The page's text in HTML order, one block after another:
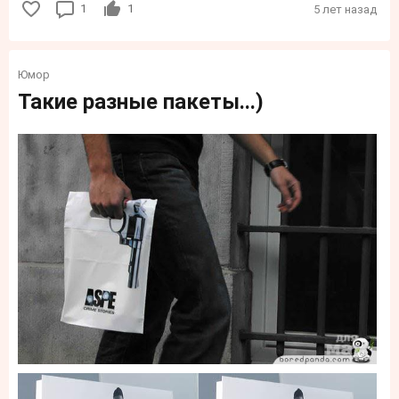
1 1 5 лет назад
Юмор
Такие разные пакеты...)